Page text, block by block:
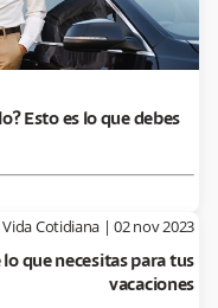
Esto es lo que debes
Vida Cotidiana |02 nov 2023
que necesitas para tus
vacaciones